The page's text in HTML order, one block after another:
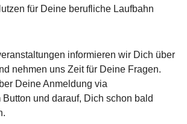
für Deine berufliche Laufbahn
informieren wir Dich über
nehmen uns Zeit für Deine Fragen.
Deine Anmeldung via
und darauf, Dich schon bald